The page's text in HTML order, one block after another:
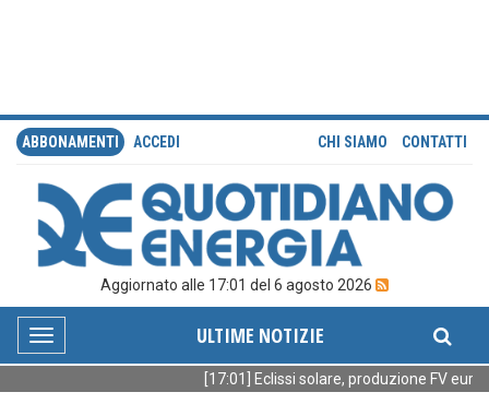
ABBONAMENTI ACCEDI CHI SIAMO CONTATTI
Aggiornato alle 17:01 del 6 agosto 2026
Toggle
navigation
ULTIME NOTIZIE
[17:01] Eclissi solare, produzione FV